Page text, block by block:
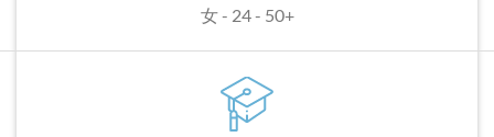
女 - 24 - 50+